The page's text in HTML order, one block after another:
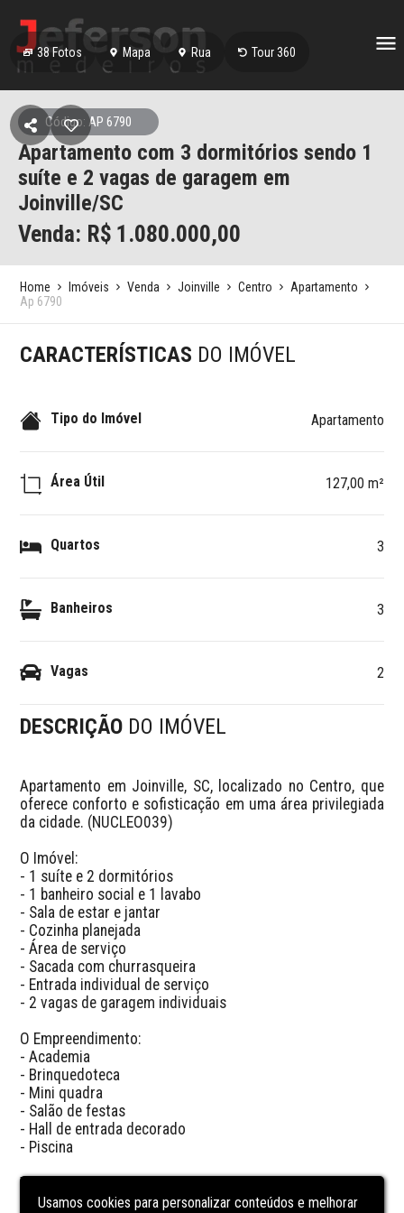
38 Fotos Mapa Rua Tour 360
Código: AP 6790
Apartamento com 3 dormitórios sendo 1
suíte e 2 vagas de garagem em
Joinville/SC
Venda: R$ 1.080.000,00
Home Imóveis Venda Joinville Centro
Apartamento
Ap 6790
CARACTERÍSTICAS DO IMÓVEL
Tipo do Imóvel Apartamento
Área Útil 127,00 m²
Quartos 3
Banheiros 3
Vagas 2
DESCRIÇÃO DO IMÓVEL
Apartamento em Joinville, SC, localizado no Centro, que
oferece conforto e sofisticação em uma área privilegiada
da cidade. (NUCLEO039)
O Imóvel:
- 1 suíte e 2 dormitórios
- 1 banheiro social e 1 lavabo
- Sala de estar e jantar
- Cozinha planejada
- Área de serviço
- Sacada com churrasqueira
- Entrada individual de serviço
- 2 vagas de garagem individuais
O Empreendimento:
- Academia
- Brinquedoteca
- Mini quadra
- Salão de festas
- Hall de entrada decorado
- Piscina
Valores:
- Valor: R$ 1.080.000,00
Usamos cookies para personalizar conteúdos e melhorar